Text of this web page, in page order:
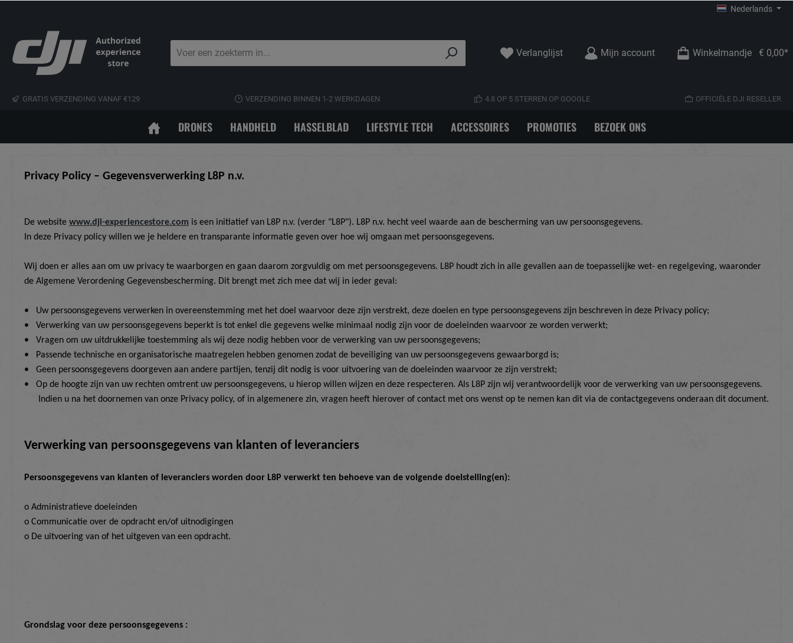
Nederlands
Verlanglijst Mijn account Winkelmandje € 0,00*
GRATIS VERZENDING VANAF €129 VERZENDING BINNEN 1-2 WERKDAGEN 4.8 OP 5 STERREN OP GOOGLE OFFICIËLE DJI RESELLER
DRONES HANDHELD HASSELBLAD LIFESTYLE TECH ACCESSOIRES PROMOTIES BEZOEK ONS
Privacy Policy – Gegevensverwerking L8P n.v.
De website www.dji-experiencestore.com is een initiatief van L8P n.v. (verder "L8P"). L8P n.v. hecht veel waarde aan de bescherming van uw persoonsgegevens.
In deze Privacy policy willen we je heldere en transparante informatie geven over hoe wij omgaan met persoonsgegevens.
Wij doen er alles aan om uw privacy te waarborgen en gaan daarom zorgvuldig om met persoonsgegevens. L8P houdt zich in alle gevallen aan de toepasselijke wet- en regelgeving, waaronder
de Algemene Verordening Gegevensbescherming. Dit brengt met zich mee dat wij in ieder geval:
• Uw persoonsgegevens verwerken in overeenstemming met het doel waarvoor deze zijn verstrekt, deze doelen en type persoonsgegevens zijn beschreven in deze Privacy policy;
•
Verwerking van uw persoonsgegevens beperkt is tot enkel die gegevens welke minimaal nodig zijn voor de doeleinden waarvoor ze worden verwerkt;
•
Vragen om uw uitdrukkelijke toestemming als wij deze nodig hebben voor de verwerking van uw persoonsgegevens;
•
Passende technische en organisatorische maatregelen hebben genomen zodat de beveiliging van uw persoonsgegevens gewaarborgd is;
•
Geen persoonsgegevens doorgeven aan andere partijen, tenzij dit nodig is voor uitvoering van de doeleinden waarvoor ze zijn verstrekt;
•
Op de hoogte zijn van uw rechten omtrent uw persoonsgegevens, u hierop willen wijzen en deze respecteren. Als L8P zijn wij verantwoordelijk voor de verwerking van uw persoonsgegevens.
Indien u na het doornemen van onze Privacy policy, of in algemenere zin, vragen heeft hierover of contact met ons wenst op te nemen kan dit via de contactgegevens onderaan dit document.
Verwerking van persoonsgegevens van klanten of leveranciers
Persoonsgegevens van klanten of leveranciers worden door L8P verwerkt ten behoeve van de volgende doelstelling(en):
o Administratieve doeleinden
o Communicatie over de opdracht en/of uitnodigingen
o De uitvoering van of het uitgeven van een opdracht.
Grondslag voor deze persoonsgegevens :